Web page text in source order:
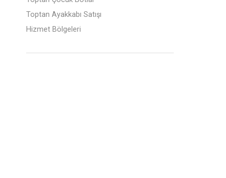
Toptan Ayakkabı Satışı
Hizmet Bölgeleri